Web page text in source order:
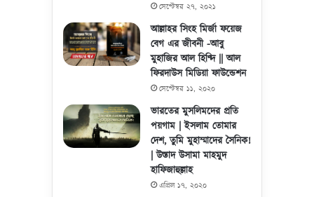
সেপ্টেম্বর ২৭, ২০২১
আল্লাহর সিংহ মির্জা ফয়েজ
বেগ এর জীবনী -আবু
মুহাজির আল হিণ্দি || আল
ফিরদাউস মিডিয়া ফাউন্ডেশন
সেপ্টেম্বর ১১, ২০২০
ভারতের মুসলিমদের প্রতি
পয়গাম | ইসলাম তোমার
দেশ, তুমি মুহাম্মাদের সৈনিক!
| উস্তাদ উসামা মাহমুদ
হাফিজাহুল্লাহ
এপ্রিল ১৭, ২০২০